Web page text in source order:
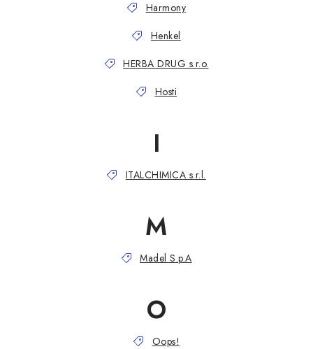
Harmony
Henkel
HERBA DRUG s.r.o.
Hosti
I
ITALCHIMICA s.r.l.
M
Madel S.p.A
O
Oops!